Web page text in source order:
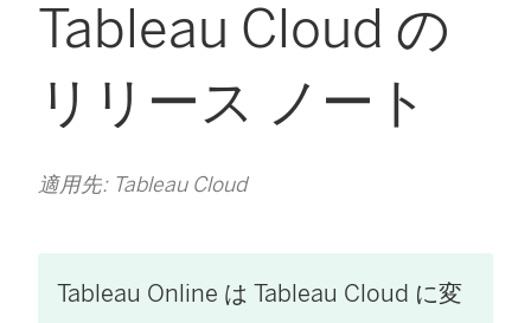
Tableau Cloud の
リリース ノート
適用先: Tableau Cloud
Tableau Online は Tableau Cloud に変